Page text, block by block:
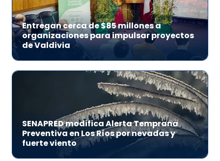
Entregan cerca de $85 millones a
organizaciones para impulsar proyectos
de Valdivia
SENAPRED modifica Alerta Temprana
Preventiva en Los Ríos por nevadas y
fuerte viento